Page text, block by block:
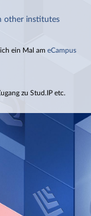
other institutes
ein Mal am eCampus
zu Stud.IP etc.